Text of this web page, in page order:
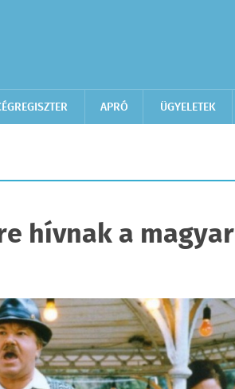
APRÓ ÜGYELETEK
hívnak a magyar